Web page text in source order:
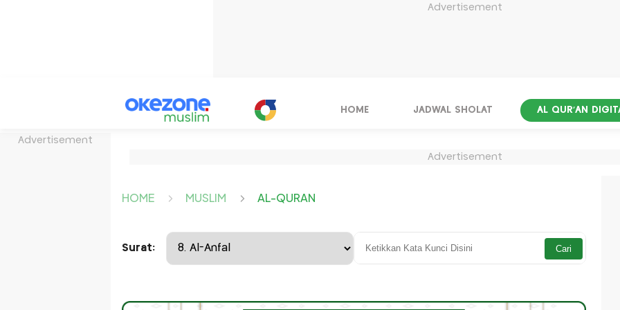
Advertisement
Advertisement
HOME JADWAL SHOLAT AL QUR'AN
Advertisement
HOME MUSLIM AL-QURAN
Surat: